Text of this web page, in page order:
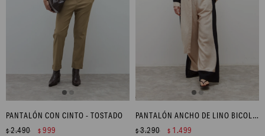
PANTALÓN CON CINTO - TOSTADO
$2.490 $ 999
PANTALÓN ANCHO DE LINO BICOLOR CON TAJOS - NEGRO
$3.290 $ 1.499